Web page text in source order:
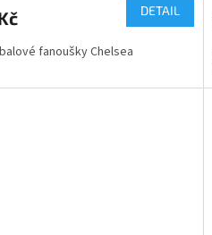
DETAIL
fanoušky Chelsea